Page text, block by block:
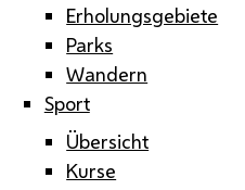
Erholungsgebiete
Parks
Wandern
Sport
Übersicht
Kurse